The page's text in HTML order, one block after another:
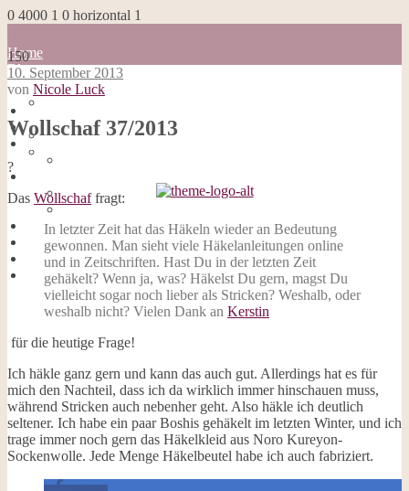
0 4000 1 0 horizontal 1
Home
Blog
about me
Impressum
Datenschutzerklärung
Galerie
Opal-Abos
Strickblogs
Hörbücher
150
Home
Blog
about me
Datenschutzerklärung
Cookies
Galerie
Opal-Abos
Strickblogs
Hörbücher
10. September 2013
von Nicole Luck
Wollschaf 37/2013
?
Das Wollschaffragt:
In letzter Zeit hat das Häkeln wieder an Bedeutung
gewonnen. Man sieht viele Häkelanleitungen online
und in Zeitschriften. Hast Du in der letzten Zeit
gehäkelt? Wenn ja, was? Häkelst Du gern, magst Du
vielleicht sogar noch lieber als Stricken? Weshalb, oder
weshalb nicht? Vielen Dank an Kerstin
für die heutige Frage!
Ich häkle ganz gern und kann das auch gut. Allerdings hat es für
mich den Nachteil, dass ich da wirklich immer hinschauen muss,
während Stricken auch nebenher geht. Also häkle ich deutlich
seltener. Ich habe ein paar Boshis gehäkelt im letzten Winter, und ich
trage immer noch gern das Häkelkleid aus Noro Kureyon-
Sockenwolle. Jede Menge Häkelbeutel habe ich auch fabriziert.